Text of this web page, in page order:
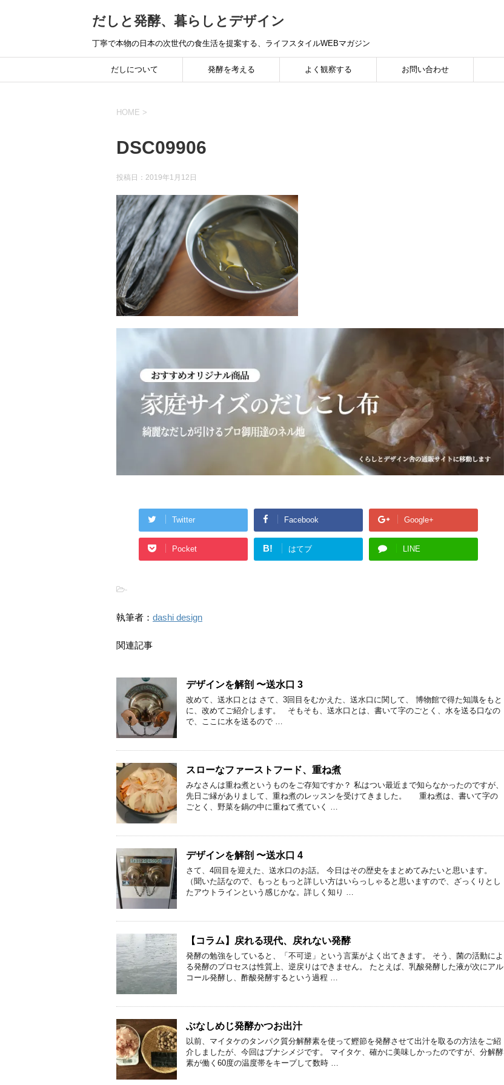
だしと発酵、暮らしとデザイン
丁寧で本物の日本の次世代の食生活を提案する、ライフスタイルWEBマガジン
だしについて 発酵を考える よく観察する お問い合わせ
HOME >
DSC09906
投稿日： 2019年1月12日
Twitter Facebook Google+
Pocket B! はてブ LINE
-
執筆者： dashi design
関連記事
デザインを解剖 〜送水口 3
改めて、送水口とは さて、3回目をむかえた、送水口に関して、 博物館で得た知識をもと
に、改めてご紹介します。 そもそも、送水口とは、書いて字のごとく、水を送る口なの
で、ここに水を送るので …
スローなファーストフード、重ね煮
みなさんは重ね煮というものをご存知ですか？ 私はつい最近まで知らなかったのですが、
先日ご縁がありまして、重ね煮のレッスンを受けてきました。 重ね煮は、書いて字の
ごとく、野菜を鍋の中に重ねて煮ていく …
デザインを解剖 〜送水口 4
さて、4回目を迎えた、送水口のお話。 今日はその歴史をまとめてみたいと思います。
（聞いた話なので、もっともっと詳しい方はいらっしゃると思いますので、ざっくりとし
たアウトラインという感じかな。詳しく知り …
【コラム】戻れる現代、戻れない発酵
発酵の勉強をしていると、「不可逆」という言葉がよく出てきます。 そう、菌の活動によ
る発酵のプロセスは性質上、逆戻りはできません。 たとえば、乳酸発酵した液が次にアル
コール発酵し、酢酸発酵するという過程 …
ぶなしめじ発酵かつお出汁
以前、マイタケのタンパク質分解酵素を使って鰹節を発酵させて出汁を取るの方法をご紹
介しましたが、今回はブナシメジです。 マイタケ、確かに美味しかったのですが、分解酵
素が働く60度の温度帯をキープして数時 …